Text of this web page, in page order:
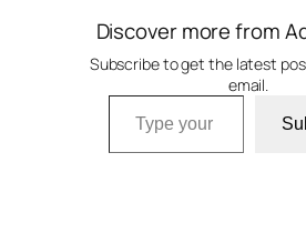
Discover more from
Subscribe to get the latest
email.
Type your email…